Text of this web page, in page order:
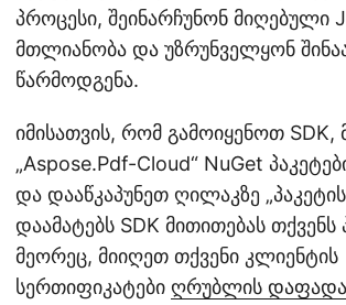
პროცესი, შეინარჩუნონ მიღებული
მთლიანობა და უზრუნველყონ
წარმოდგენა.
იმისათვის, რომ გამოიყენოთ SDK,
„Aspose.Pdf-Cloud“ NuGet
და დააწკაპუნეთ ღილაკზე
დაამატებს SDK მითითებას თქვენს
მეორეც, მიიღეთ თქვენი კლიენტის
სერთიფიკატები ღრუბლის